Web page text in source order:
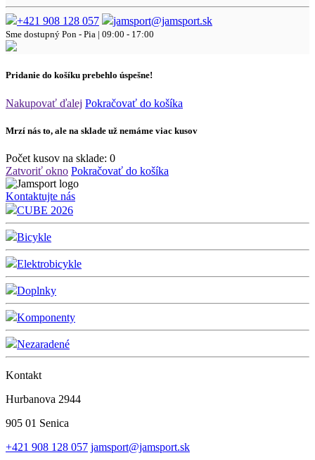
+421 908 128 057 jamsport@jamsport.sk
Sme dostupný Pon - Pia | 09:00 - 17:00
Pridanie do košíku prebehlo úspešne!
Nakupovať ďalej Pokračovať do košíka
Mrzí nás to, ale na sklade už nemáme viac kusov
Počet kusov na sklade: 0
Zatvoriť okno Pokračovať do košíka
Kontaktujte nás
CUBE 2026
Bicykle
Elektrobicykle
Doplnky
Komponenty
Nezaradené
Kontakt
Hurbanova 2944
905 01 Senica
+421 908 128 057 jamsport@jamsport.sk